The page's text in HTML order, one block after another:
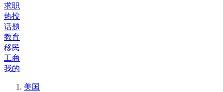
求职
热投
话题
教育
移民
工商
我的
美国